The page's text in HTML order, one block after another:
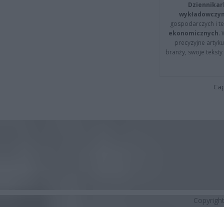
gospodarczych i
ekonomicznych.
precyzyjne
branży, swoje